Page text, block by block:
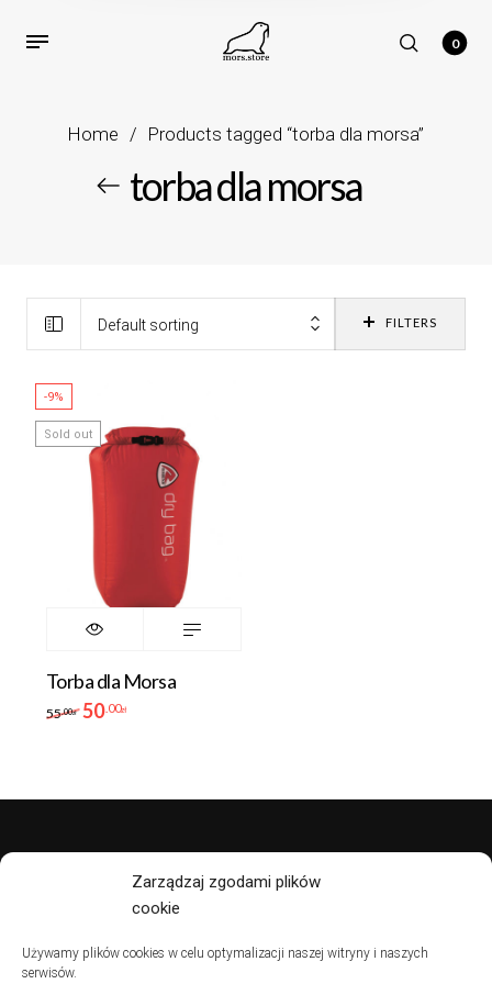
Zarządzaj zgodami plików
cookie
Używamy plików cookies w celu optymalizacji naszej witryny i naszych
serwisów.
0
Home / Products tagged “torba dla morsa”
torba dla morsa
Default sorting FILTERS
-9%
Sold out
Torba dla Morsa
55.00zł 50 .00zł
polityka prywatności